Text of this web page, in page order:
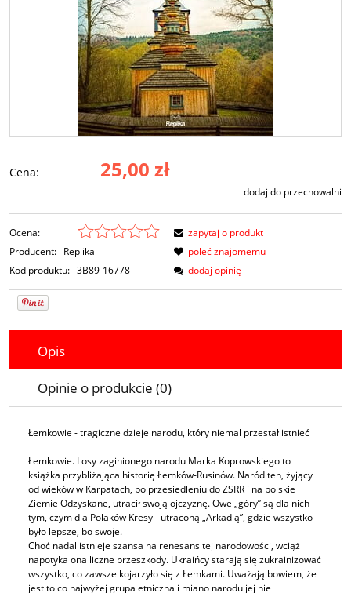
Cena: 25,00 zł
dodaj do przechowalni
Ocena:
Producent: Replika
Kod produktu: 3B89-16778
zapytaj o produkt
poleć znajomemu
dodaj opinię
Opis
Opinie o produkcie (0)
Łemkowie - tragiczne dzieje narodu, który niemal przestał istnieć
Łemkowie. Losy zaginionego narodu Marka Koprowskiego to
książka przybliżająca historię Łemków-Rusinów. Naród ten, żyjący
od wieków w Karpatach, po przesiedleniu do ZSRR i na polskie
Ziemie Odzyskane, utracił swoją ojczyznę. Owe „góry” są dla nich
tym, czym dla Polaków Kresy - utraconą „Arkadią”, gdzie wszystko
było lepsze, bo swoje.
Choć nadal istnieje szansa na renesans tej narodowości, wciąż
napotyka ona liczne przeszkody. Ukraińcy starają się zukrainizować
wszystko, co zawsze kojarzyło się z Łemkami. Uważają bowiem, że
jest to co najwyżej grupa etniczna i miano narodu jej nie